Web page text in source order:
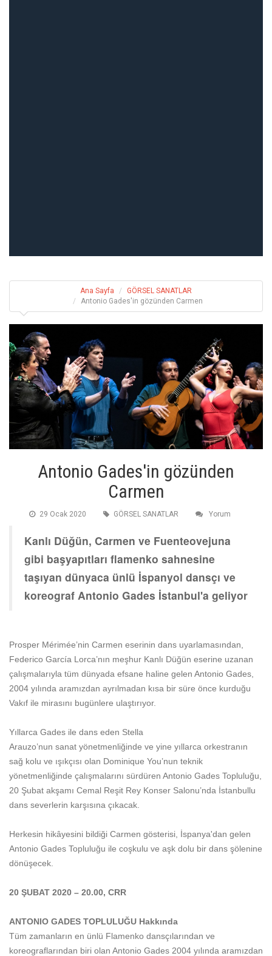
Ana Sayfa
GÖRSEL SANATLAR
Antonio Gades'in gözünden Carmen
Antonio Gades'in gözünden
Carmen
29 Ocak 2020 GÖRSEL SANATLAR Yorum
Kanlı Düğün, Carmen ve Fuenteovejuna
gibi başyapıtları flamenko sahnesine
taşıyan dünyaca ünlü İspanyol dansçı ve
koreograf Antonio Gades İstanbul'a geliyor
Prosper Mérimée’nin Carmen eserinin dans uyarlamasından,
Federico García Lorca’nın meşhur Kanlı Düğün eserine uzanan
çalışmalarıyla tüm dünyada efsane haline gelen Antonio Gades,
2004 yılında aramızdan ayrılmadan kısa bir süre önce kurduğu
Vakıf ile mirasını bugünlere ulaştırıyor.
Yıllarca Gades ile dans eden Stella
Arauzo’nun sanat yönetmenliğinde ve yine yıllarca orkestranın
sağ kolu ve ışıkçısı olan Dominique You’nun teknik
yönetmenliğinde çalışmalarını sürdüren Antonio Gades Topluluğu,
20 Şubat akşamı Cemal Reşit Rey Konser Salonu’nda İstanbullu
dans severlerin karşısına çıkacak.
Herkesin hikâyesini bildiği Carmen gösterisi, İspanya'dan gelen
Antonio Gades Topluluğu ile coşkulu ve aşk dolu bir dans şölenine
dönüşecek.
20 ŞUBAT 2020 – 20.00, CRR
ANTONIO GADES TOPLULUĞU Hakkında
Tüm zamanların en ünlü Flamenko dansçılarından ve
koreograflarından biri olan Antonio Gades 2004 yılında aramızdan